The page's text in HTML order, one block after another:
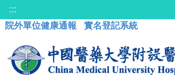
:::
院外單位健康通報
實名登記系統